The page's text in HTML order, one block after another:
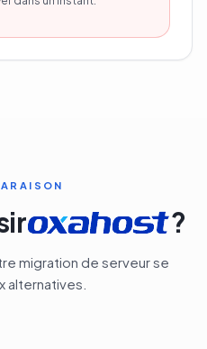
?
migration de serveur se
alternatives.